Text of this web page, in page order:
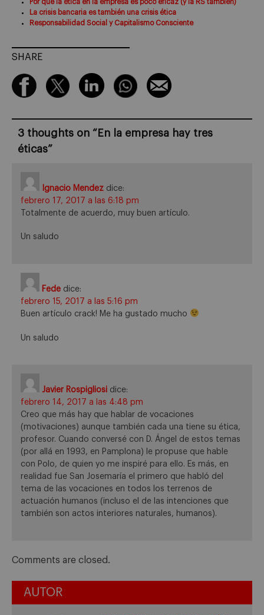
Por qué la ética en la empresa es poco eficaz (y la RS también)
La crisis bancaria es también una crisis ética
Responsabilidad Social y Capitalismo Consciente
SHARE
3 thoughts on “ En la empresa hay tres
éticas”
Ignacio Mendez dice:
febrero 17, 2017 a las 6:18 pm
Totalmente de acuerdo, muy buen artículo.
Un saludo
Fede dice:
febrero 15, 2017 a las 5:16 pm
Buen artículo crack! Me ha gustado mucho
Un saludo
Javier Rospigliosi dice:
febrero 14, 2017 a las 4:48 pm
Creo que más hay que hablar de vocaciones
(motivaciones) aunque también cada una tiene su ética,
profesor. Cuando conversé con D. Ángel de estos temas
(por allá en 1993, en Pamplona) le propuse que hable
con Polo, de quien yo me inspiré para ello. Es más, en
realidad fue San Josemaría el primero que habló del
tema de las vocaciones en todos los terrenos de
actuación humanos (incluso el de las intenciones que
también son actos interiores naturales, humanos).
Comments are closed.
AUTOR